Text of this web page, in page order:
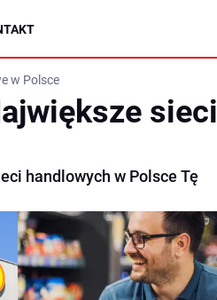
w Polsce
sieci
handlowych w Polsce Tę